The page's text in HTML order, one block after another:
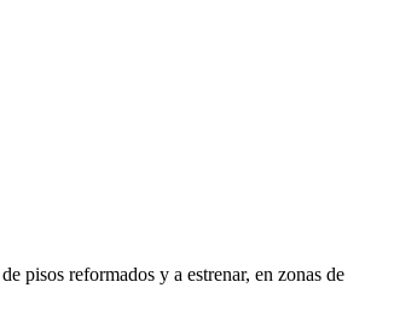
pisos reformados y a estrenar, en zonas de